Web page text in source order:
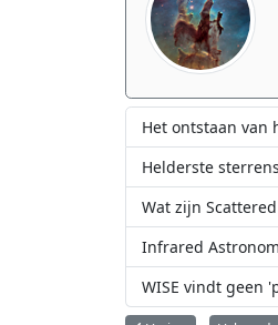
Het ontstaan van
Helderste
Wat zijn
Infrared
WISE vindt geen